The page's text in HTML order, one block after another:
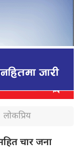
लोकप्रिय
चार जना